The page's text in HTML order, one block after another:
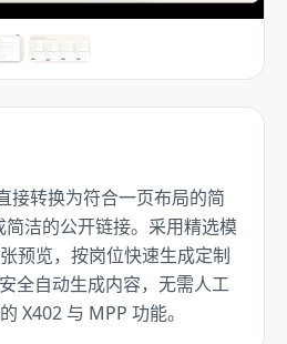
转换为符合一页布局的简
简洁的公开链接。采用精选模
预览，按岗位快速生成定制
全自动生成内容，无需人工
X402 与 MPP 功能。